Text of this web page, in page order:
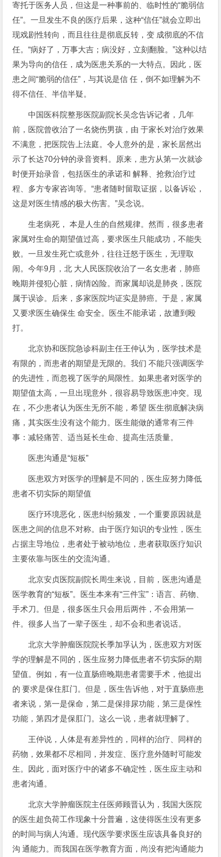
寄托于医务人员，但这是一种事前的、临时性的“脆弱信
任”。一旦发生不良的医疗后果，这种“信任”就会立即出
现戏剧性转向，而且往往是彻底反转，变 成彻底的不信
任。“病好了，万事大吉；病没好，立刻翻脸。”这种以结
果为导向的信任，成为医患关系的一大特点。因此，医
患之间“脆弱的信任”，与其说是信 任，倒不如理解为不
得不信任、半信半疑。
中国医科院整形医院副院长吴念告诉记者，几年
前，医院曾收治了一名烧伤男孩，由 于家长对治疗效果
不满意，把医院告上法庭。令人意外的是，家长居然出
示了长达70分钟的录音资料。原来，患方从第一次就诊
时便开始录音，包括医生的承诺和 解释、抢救治疗过
程、多方专家咨询等。“患者随时留取证据，以备诉讼，
这是对医生情感的极大伤害。”吴念说。
生老病死， 本是人生的自然规律。然而，很多患者
家属对生命的期望值过高，要求医生只能成功，不能失
败。一旦发生死亡或意外，往往迁怒于医生，无理取
闹。今年9月，北 大人民医院收治了一名女患者，肺癌
晚期并侵犯心脏，病情凶险。而家属却说是肺炎，医院
属于误诊。后来，多家医院均证实是肺癌。于是，家属
又要求医生确保生 命安全。医生不能承诺，故遭到殴
打。
北京协和医院急诊科副主任王仲认为，医学技术是
有限的，而患者的期望是无限的。我们 不能只强调医学
的先进性，而忽视了医学的局限性。如果患者对医学的
期望值太高，一旦出现意外，很容易导致医患冲突。现
在，不少患者认为医生无所不能，希望 医生彻底解决病
痛，其实医生没有这个能力。医生能做的通常有三件
事：减轻痛苦、适当延长生命、提高生活质量。
医患沟通是“短板”
医患双方对医学的理解是不同的，医生应努力降低
患者不切实际的期望值
医疗环境恶化，医患纠纷频发，一个重要原因就是
医患之间的信息不对称。由于医疗知识的专业性，医生
占据主导地位，患者处于被动地位，患者获取医疗知识
主要依靠与医生的交流沟通。
北京安贞医院副院长周生来说，目前，医患沟通是
医学教育的“短板”。医生本来有“三件宝”：语言、药物、
手术刀。但是，很多医生只会用后两件，不会用第一
件。很多人当了一辈子医生，却不会和患者说话。
北京大学肿瘤医院院长季加孚认为，医患双方对医
学的理解是不同的，医生应努力降低患者不切实际的期
望值。例如，有一位直肠癌晚期患者需要手术，他提出
的 要求是保住肛门。但是，医生告诉他，对于直肠癌患
者来说，第一是保命，第二是保排尿功能，第三是保性
功能，第四才是保肛门。这么一说，患者就理解了。
王仲说，人体是有差异性的，同样的治疗、同样的
药物，效果都不尽相同，并发症、医疗意外随时可能发
生。因此，面对医疗中的诸多不确定性，医生应主动和
患者沟通。
北京大学肿瘤医院主任医师顾晋认为，我国大医院
的医生超负荷工作现象十分普遍，这使得医生没有更多
的时间与病人沟通。现代医学要求医生应该具备良好的
沟 通能力。而我国在医学教育方面，尚没有把沟通能力